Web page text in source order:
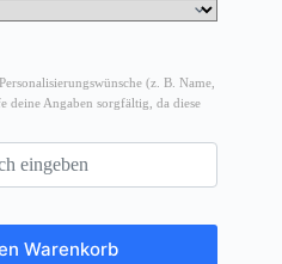
(z. B. Name,
deine Angaben sorgfältig, da diese
Warenkorb